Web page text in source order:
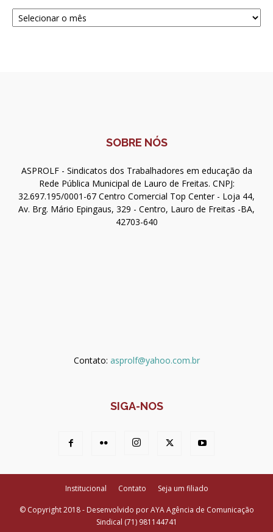
Navegue
SOBRE NÓS
ASPROLF - Sindicatos dos Trabalhadores em educação da
Rede Pública Municipal de Lauro de Freitas. CNPJ:
32.697.195/0001-67 Centro Comercial Top Center - Loja 44,
Av. Brg. Mário Epingaus, 329 - Centro, Lauro de Freitas -BA,
42703-640
Contato: asprolf@yahoo.com.br
SIGA-NOS
Institucional Contato Seja um filiado
© Copyright 2018 - Desenvolvido por AYA Agência de Comunicação
Sindical (71) 981144741